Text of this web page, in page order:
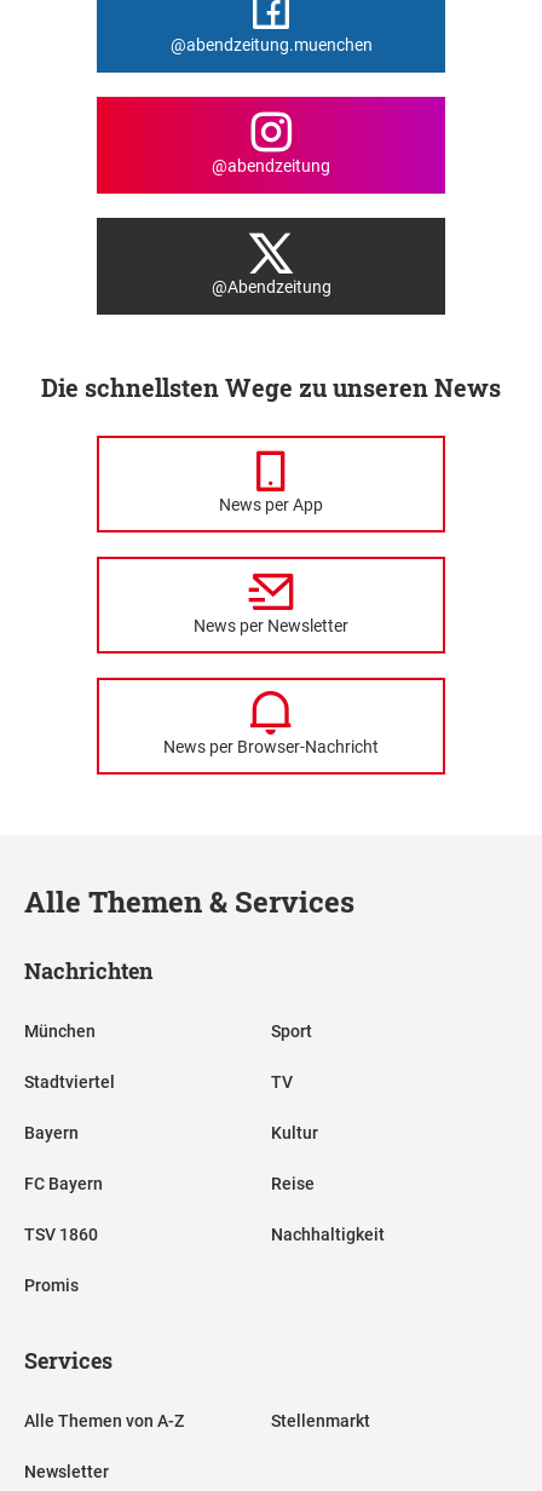
@abendzeitung.muenchen
@abendzeitung
@Abendzeitung
Die schnellsten Wege zu unseren News
News per App
News per Newsletter
News per Browser-Nachricht
Alle Themen & Services
Nachrichten
München
Stadtviertel
Bayern
FC Bayern
TSV 1860
Promis
Sport
TV
Kultur
Reise
Nachhaltigkeit
Services
Alle Themen von A-Z
Newsletter
Stellenmarkt